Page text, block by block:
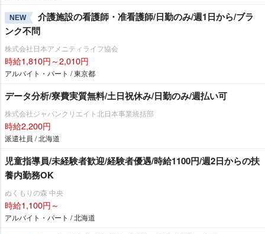
NEW
介護施設の看護師・准看護師/日勤のみ/週1日から/ブラ
ンク不問
株式会社日本アメニティライフ協会
時給1,810円～2,010円
アルバイト・パート / 東京都
データ分析/寮費実質無料/土日祝休み/日勤のみ/週払い可
株式会社ジャパンクリエイト北日本事業統括部
時給2,200円
派遣社員 / 北海道
児童指導員/未経験者歓迎/経験者優遇/時給1100円/週2日からの扶
養内勤務OK
ぬくもりの森 中央
時給1,100円～
アルバイト・パート / 北海道